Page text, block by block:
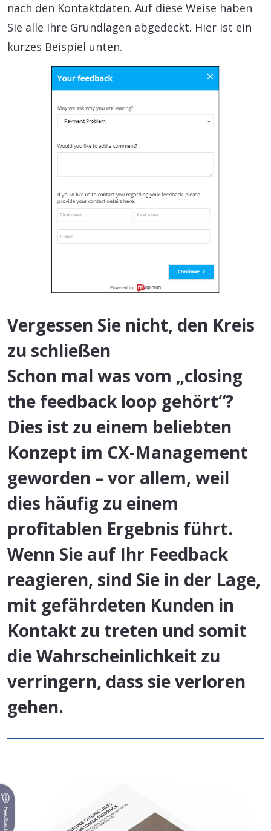
nach den Kontaktdaten. Auf diese Weise haben
Sie alle Ihre Grundlagen abgedeckt. Hier ist ein
kurzes Beispiel unten.
Vergessen Sie nicht, den Kreis
zu schließen
Schon mal was vom „closing
the feedback loop gehört“?
Dies ist zu einem beliebten
Konzept im CX-Management
geworden – vor allem, weil
dies häufig zu einem
profitablen Ergebnis führt.
Wenn Sie auf Ihr Feedback
reagieren, sind Sie in der Lage,
mit gefährdeten Kunden in
Kontakt zu treten und somit
die Wahrscheinlichkeit zu
verringern, dass sie verloren
gehen.
Feedback